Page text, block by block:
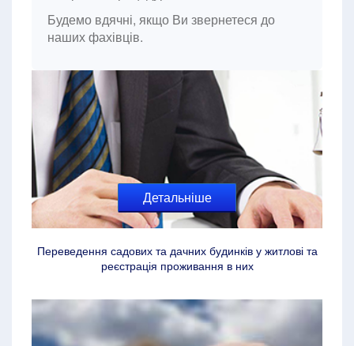
Будемо вдячні, якщо Ви звернетеся до
наших фахівців.
Детальніше
Переведення садових та дачних будинків у житлові та
реєстрація проживання в них